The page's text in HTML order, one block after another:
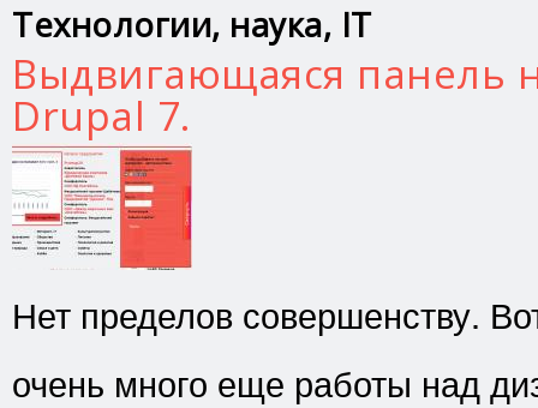
Технологии, наука, IT
Выдвигающаяся панель
Drupal 7.
Нет пределов совершенству.
очень много еще работы над